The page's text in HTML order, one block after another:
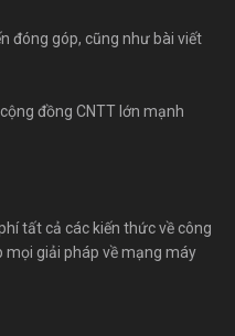
đóng góp, cũng như bài viết
đồng CNTT lớn mạnh
tất cả các kiến thức về công
mọi giải pháp về mạng máy